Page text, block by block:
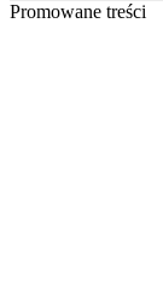
Promowane treści